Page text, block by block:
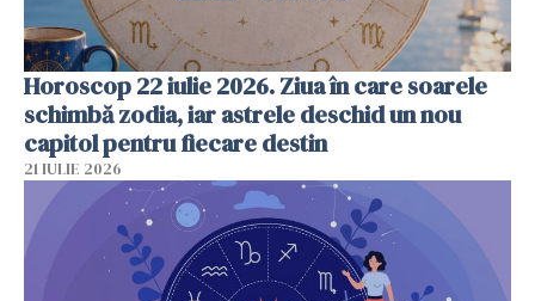
Horoscop 22 iulie 2026. Ziua în care soarele
schimbă zodia, iar astrele deschid un nou
capitol pentru fiecare destin
21 IULIE 2026